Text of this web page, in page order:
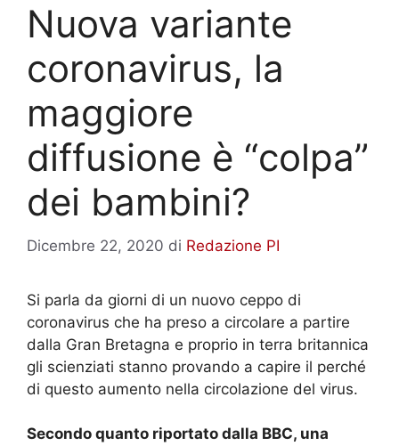
Nuova variante
coronavirus, la
maggiore
diffusione è “colpa”
dei bambini?
Dicembre 22, 2020 di Redazione PI
Si parla da giorni di un nuovo ceppo di
coronavirus che ha preso a circolare a partire
dalla Gran Bretagna e proprio in terra britannica
gli scienziati stanno provando a capire il perché
di questo aumento nella circolazione del virus.
Secondo quanto riportato dalla BBC, una